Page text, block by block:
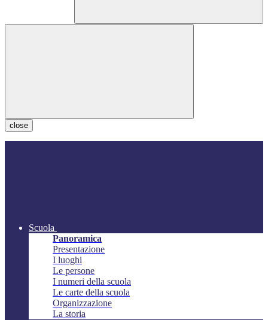
close
Scuola
Panoramica
Presentazione
I luoghi
Le persone
I numeri della scuola
Le carte della scuola
Organizzazione
La storia